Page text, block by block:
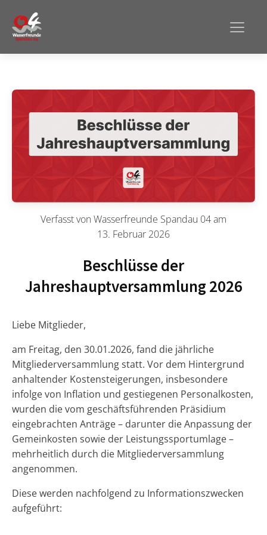
Verfasst von Wasserfreunde Spandau 04am
13. Februar 2026
Beschlüsse der
Jahreshauptversammlung 2026
Liebe Mitglieder,
am Freitag, den 30.01.2026, fand die jährliche
Mitgliederversammlung statt. Vor dem Hintergrund
anhaltender Kostensteigerungen, insbesondere
infolge von Inflation und gestiegenen Personalkosten,
wurden die vom geschäftsführenden Präsidium
eingebrachten Anträge – darunter die Anpassung der
Gemeinkosten sowie der Leistungssportumlage –
mehrheitlich durch die Mitgliederversammlung
angenommen.
Diese werden nachfolgend zu Informationszwecken
aufgeführt: